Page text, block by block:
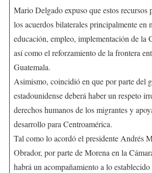
Mario Delgado expuso que estos recursos
los acuerdos bilaterales principalmente en
educación, empleo, implementación de la
así como el reforzamiento de la frontera
Guatemala.
Asimismo, coincidió en que por parte del
estadounidense deberá haber un respeto
derechos humanos de los migrantes y
desarrollo para Centroamérica.
Tal como lo acordó el presidente Andrés
Obrador, por parte de Morena en la
habrá un acompañamiento a lo